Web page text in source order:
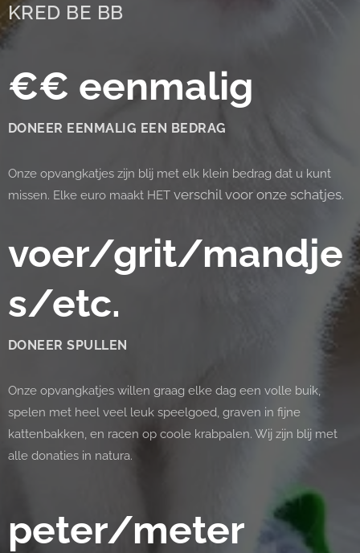
KRED BE BB
€€ eenmalig
DONEER EENMALIG EEN BEDRAG
Onze opvangkatjes zijn blij met elk klein bedrag dat u kunt
missen. Elke euro maakt HET verschil voor onze schatjes.
voer/grit/mandje
s/etc.
DONEER SPULLEN
Onze opvangkatjes willen graag elke dag een volle buik,
spelen met heel veel leuk speelgoed, graven in fijne
kattenbakken, en racen op coole krabpalen. Wij zijn blij met
alle donaties in natura.
peter/meter